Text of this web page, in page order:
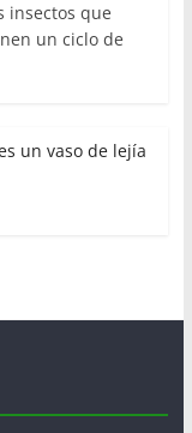
insectos que
un ciclo de
un vaso de lejía